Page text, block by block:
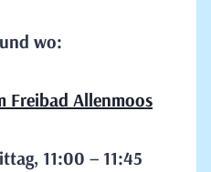
wo:
Freibad Allenmoos
11:00 – 11:45